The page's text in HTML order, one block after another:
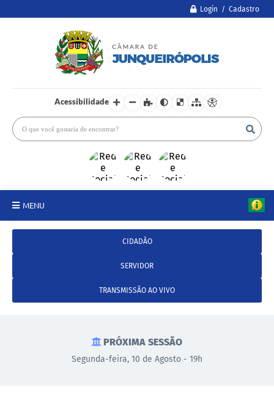
Login / Cadastro
Acessibilidade
MENU
A Câmara
Legislativo
Proposições
CIDADÃO
SERVIDOR
TRANSMISSÃO AO VIVO
PRÓXIMA SESSÃO
Segunda-feira, 10 de Agosto - 19h